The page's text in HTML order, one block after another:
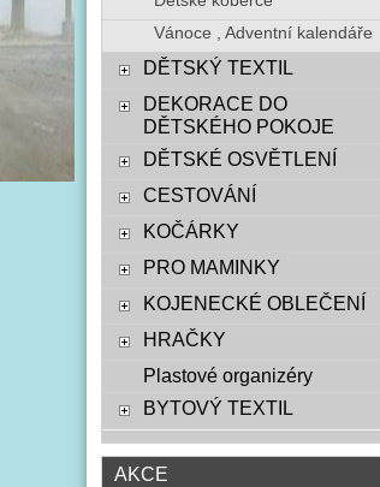
Vánoce , Adventní kalendáře
DĚTSKÝ TEXTIL
DEKORACE DO
DĚTSKÉHO POKOJE
DĚTSKÉ OSVĚTLENÍ
CESTOVÁNÍ
KOČÁRKY
PRO MAMINKY
KOJENECKÉ OBLEČENÍ
HRAČKY
Plastové organizéry
BYTOVÝ TEXTIL
AKCE